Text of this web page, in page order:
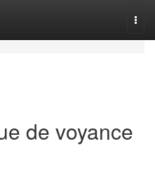
de voyance